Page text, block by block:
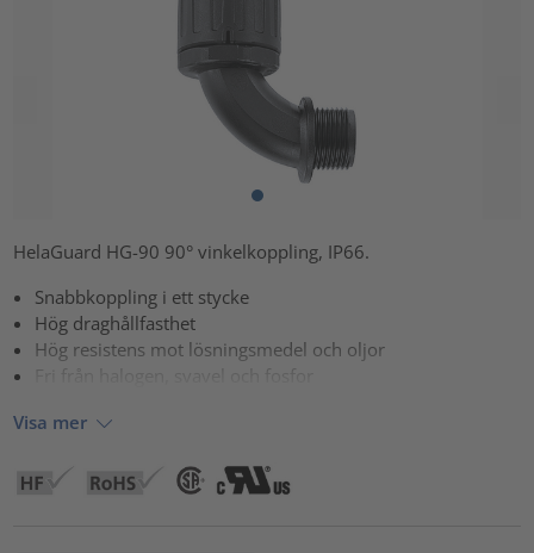
HelaGuard HG-90 90° vinkelkoppling, IP66.
Snabbkoppling i ett stycke
Hög draghållfasthet
Hög resistens mot lösningsmedel och oljor
Fri från halogen, svavel och fosfor
Visa mer